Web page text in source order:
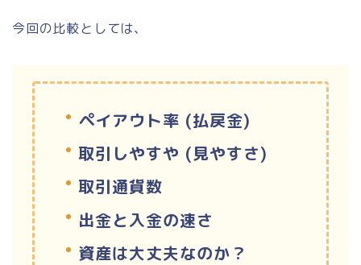
今回の比較としては、
ペイアウト率 (払戻金)
取引しやすや (見やすさ)
取引通貨数
出金と入金の速さ
資産は大丈夫なのか？